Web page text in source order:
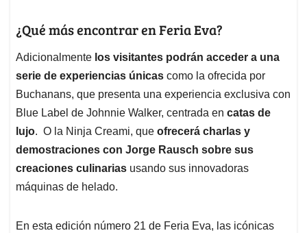
¿Qué más encontrar en Feria Eva?
Adicionalmente los visitantes podrán acceder a una
serie de experiencias únicas como la ofrecida por
Buchanans, que presenta una experiencia exclusiva con
Blue Label de Johnnie Walker, centrada en catas de
lujo. O la Ninja Creami, que ofrecerá charlas y
demostraciones con Jorge Rausch sobre sus
creaciones culinarias usando sus innovadoras
máquinas de helado.
En esta edición número 21 de Feria Eva, las icónicas